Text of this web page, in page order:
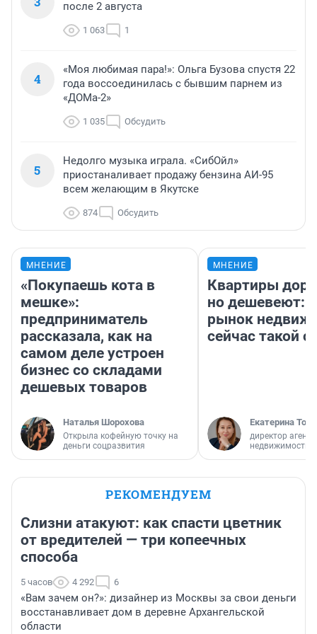
после 2 августа
1 063 1
4
«Моя любимая пара!»: Ольга Бузова спустя 22
года воссоединилась с бывшим парнем из
«ДОМа-2»
1 035 Обсудить
5
Недолго музыка играла. «СибОйл»
приостаналивает продажу бензина АИ-95
всем желающим в Якутске
874 Обсудить
МНЕНИЕ
«Покупаешь кота в
мешке»:
предприниматель
рассказала, как на
самом деле устроен
бизнес со складами
дешевых товаров
Наталья Шорохова
Открыла кофейную точку на
деньги соцразвития
МНЕНИЕ
Квартиры
но дешевеют:
рынок
сейчас такой
Екатерина
директор
недвижимости
РЕКОМЕНДУЕМ
Слизни атакуют: как спасти цветник
от вредителей — три копеечных
способа
5 часов 4 292 6
«Вам зачем он?»: дизайнер из Москвы за свои деньги
восстанавливает дом в деревне Архангельской
области